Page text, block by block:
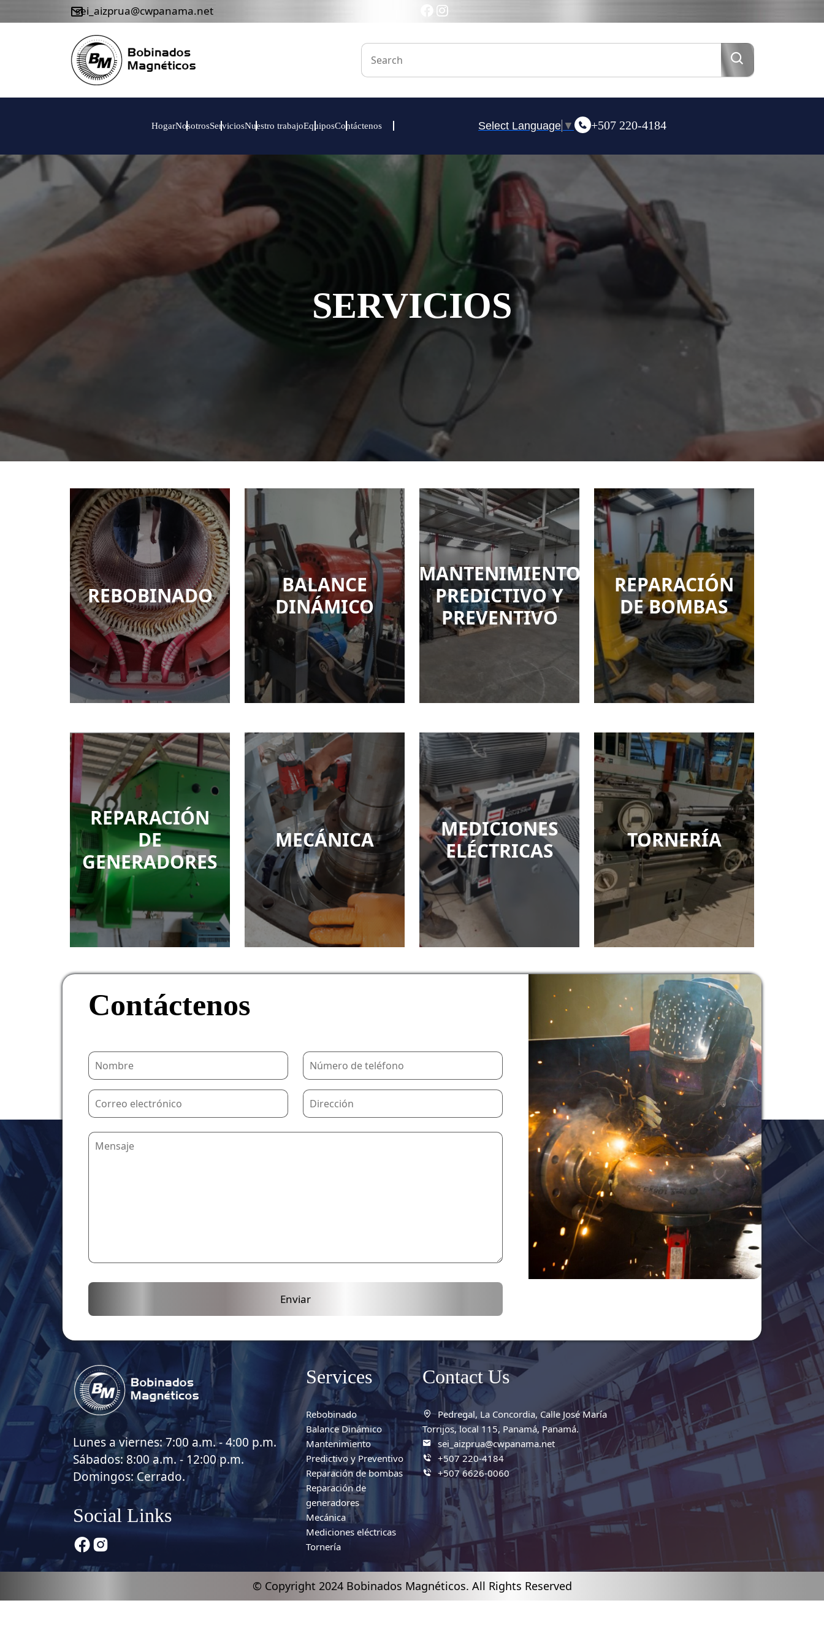
sei_aizprua@cwpanama.net
HogarNosotrosServiciosNuestro trabajoEquiposContáctenos Select Language ▼ +507 220-4184
Nosotros
Nuestro
trabajo
Contáctenos
SERVICIOS
REBOBINADO
BALANCE
DINÁMICO
MANTENIMIENTO
PREDICTIVO Y
PREVENTIVO
REPARACIÓN
DE BOMBAS
REPARACIÓN
DE
GENERADORES
MECÁNICA
MEDICIONES
ELÉCTRICAS
TORNERÍA
Contáctenos
Enviar
Lunes a viernes: 7:00 a.m. - 4:00 p.m.
Sábados: 8:00 a.m. - 12:00 p.m.
Domingos: Cerrado.
Social Links
Services
Rebobinado
Balance Dinámico
Mantenimiento
Predictivo y Preventivo
Reparación de bombas
Reparación de
generadores
Mecánica
Mediciones eléctricas
Tornería
Contact Us
Pedregal, La Concordia, Calle José María
Torrijos, local 115, Panamá, Panamá.
sei_aizprua@cwpanama.net
+507 220-4184
+507 6626-0060
© Copyright 2024 Bobinados Magnéticos. All Rights Reserved